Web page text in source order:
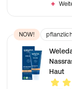
NOW!
Haut